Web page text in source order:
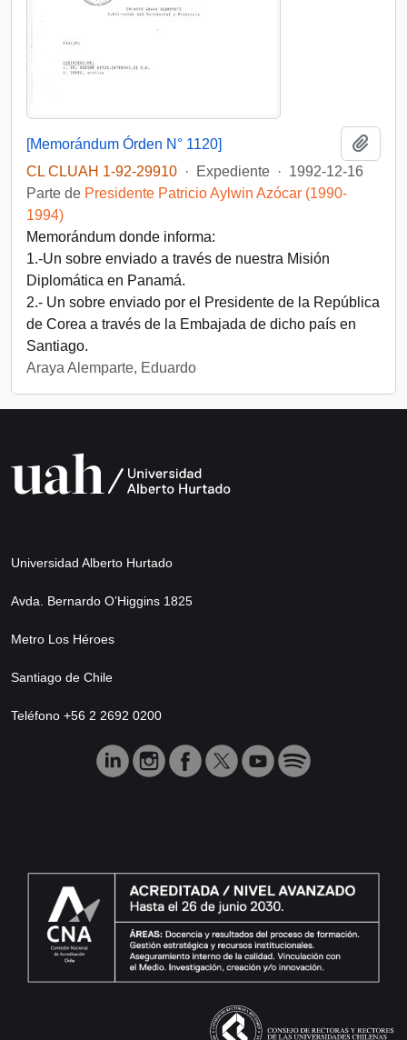
[Memorándum Órden N° 1120]
CL CLUAH 1-92-29910 · Expediente · 1992-12-16
Parte de Presidente Patricio Aylwin Azócar (1990-
1994)
Memorándum donde informa:
1.-Un sobre enviado a través de nuestra Misión
Diplomática en Panamá.
2.- Un sobre enviado por el Presidente de la República
de Corea a través de la Embajada de dicho país en
Santiago.
Araya Alemparte, Eduardo
Universidad Alberto Hurtado
Avda. Bernardo O’Higgins 1825
Metro Los Héroes
Santiago de Chile
Teléfono +56 2 2692 0200